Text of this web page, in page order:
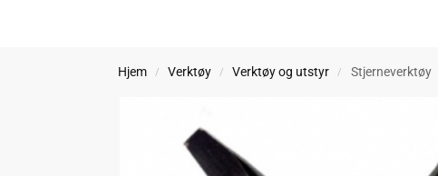
Hjem / Verktøy / Verktøy og utstyr / Stjerneverktøy